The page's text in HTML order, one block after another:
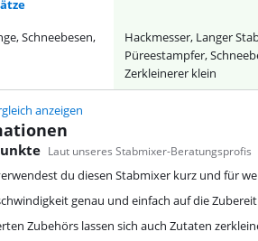
Schneebesen,
Hackmesser, Langer
Püreestampfer,
Zerkleinerer klein
anzeigen
Laut unseres Stabmixer-Beratungsprofis
du diesen Stabmixer kurz und für
genau und einfach auf die
Zubehörs lassen sich auch Zutaten